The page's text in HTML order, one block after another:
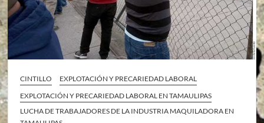
CINTILLO
EXPLOTACIÓN Y PRECARIEDAD LABORAL
EXPLOTACIÓN Y PRECARIEDAD LABORAL EN TAMAULIPAS
LUCHA DE TRABAJADORES DE LA INDUSTRIA MAQUILADORA EN